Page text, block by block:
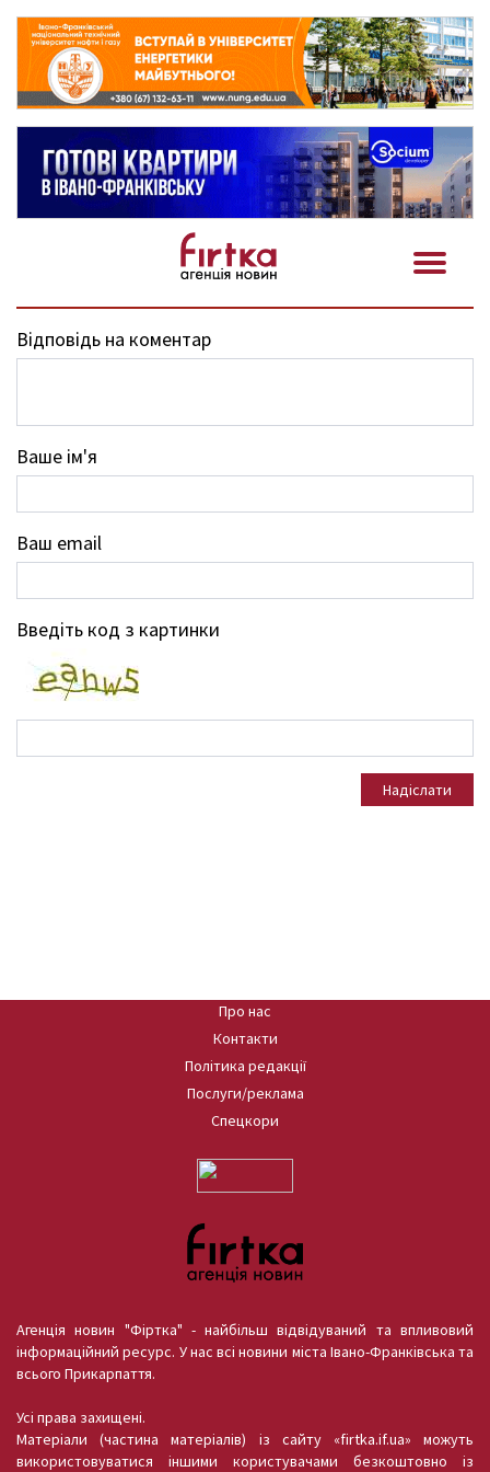
Відповідь на коментар
Ваше ім'я
Ваш email
Введіть код з картинки
Надіслати
Про нас
Контакти
Політика редакції
Послуги/реклама
Спецкори
Агенція новин "Фіртка" - найбільш відвідуваний та впливовий
інформаційний ресурс. У нас всі новини міста Івано-Франківська та
всього Прикарпаття.
Усі права захищені.
Матеріали (частина матеріалів) із сайту «firtka.if.ua» можуть
використовуватися іншими користувачами безкоштовно із